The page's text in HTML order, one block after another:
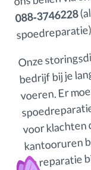
088‑3746228
Onze
bedrijf bij je
voeren. Er
voor klachten
kantooruren
de reparatie